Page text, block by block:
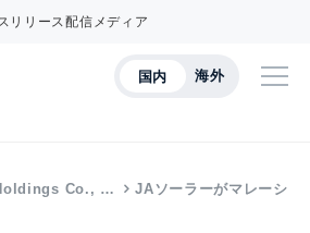
リリース配信メディア
国内 海外
Co., … JAソーラーがマレーシ